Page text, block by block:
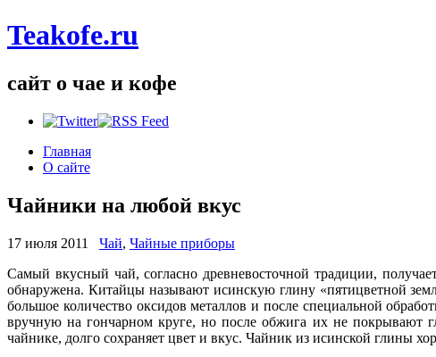
Teakofe.ru
сайт о чае и кофе
Главная
О сайте
Чайники на любой вкус
17 июля 2011 Чай, Чайные приборы
Самый вкусный чай, согласно древневосточной традиции,
обнаружена. Китайцы называют исинскую глину «пятицветной
большое количество оксидов металлов и после специальной
вручную на гончарном круге, но после обжига их не покрывают
чайнике, долго сохраняет цвет и вкус. Чайник из исинской глины